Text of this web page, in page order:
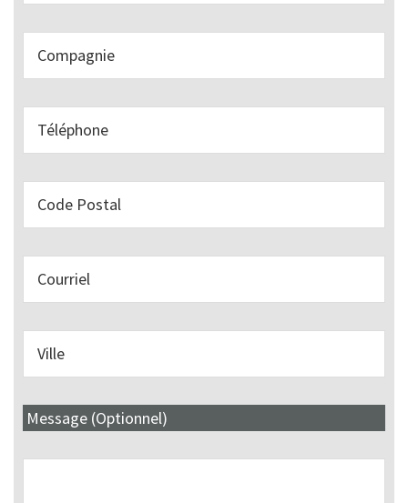
Message (Optionnel)